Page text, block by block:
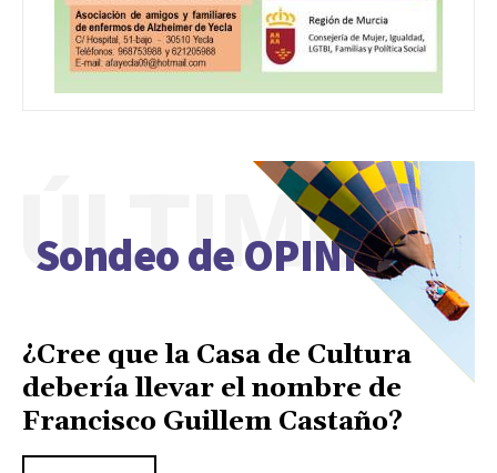
Sondeo de OPINIÓN
ÚLTIMO
¿Cree que la Casa de Cultura
debería llevar el nombre de
Francisco Guillem Castaño?